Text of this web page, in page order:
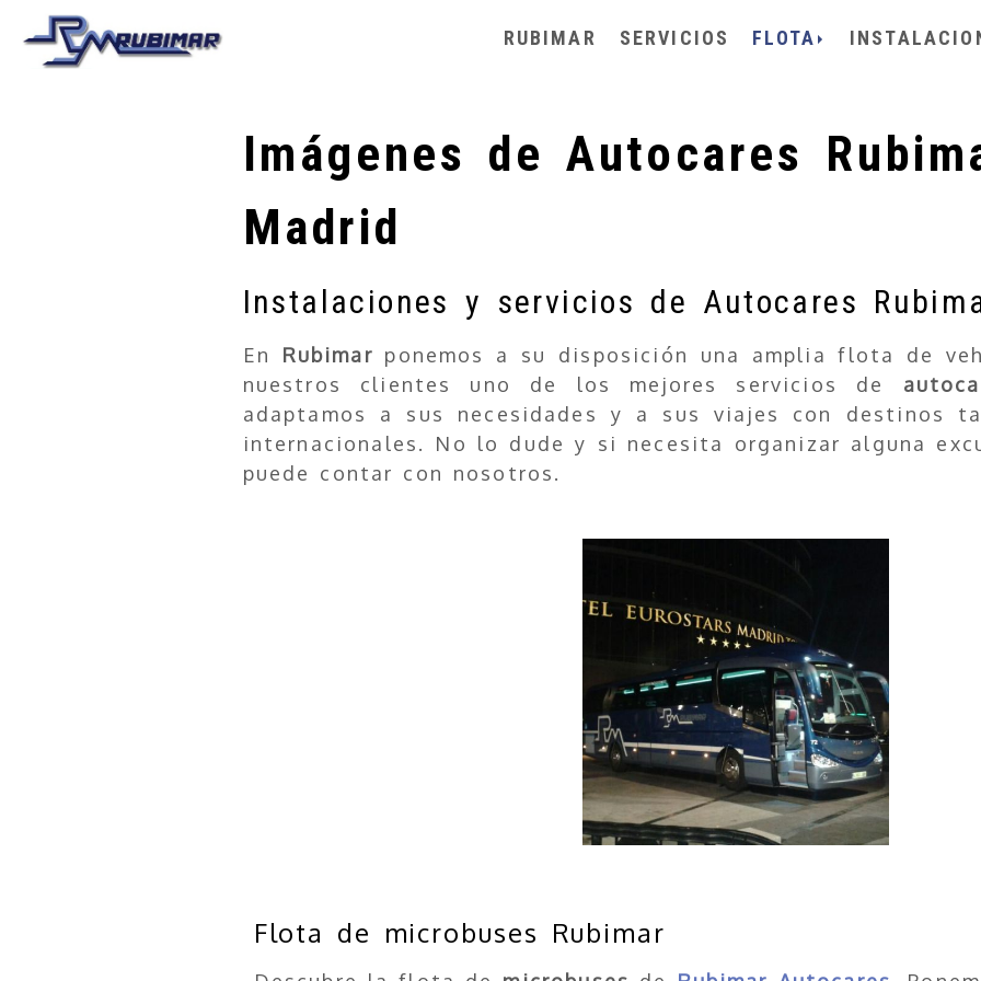
RUBIMAR SERVICIOS FLOTA
Imágenes de Autocares
Madrid
Instalaciones y servicios de Autocares
En Rubimar ponemos a su disposición una amplia flota de
nuestros clientes uno de los mejores servicios de
adaptamos a sus necesidades y a sus viajes con destinos
internacionales. No lo dude y si necesita organizar alguna
puede contar con nosotros.
Eurostars de Madrid
Flota de microbuses Rubimar